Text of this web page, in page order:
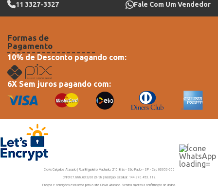
11 3327-3327 Fale Com Um Vendedor
Formas de
Pagamento
10% de Desconto pagando com:
6X Sem juros pagando com:
Clovis Calçados Atacado | Rua Brigadeiro Machado, 215 Brás - São Paulo - SP - Cep 03050-050
CNPJ 07.888.632/0023-98 | Inscriçao Estadual: 144.370.453.112
Preços e condições exclusivos para o site Clovis Atacado. Vendas sujeitas à confirmação de dados.